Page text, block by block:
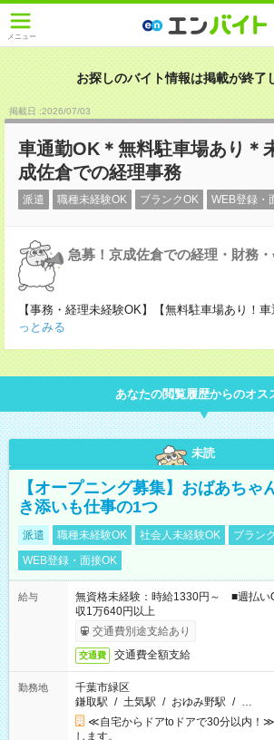
メニュー
お探しのバイト情報は掲載が終了
掲載日 :2026/07/03
車通勤OK＊無料駐車場あり＊
成佐倉での経理事務
派遣 職種未経験OK ブランクOK WEB登録・
急募！京成佐倉での経理・財務
【事務・経理未経験OK】【無料駐車場あり！
っとみる
あなたの閲覧履歴からのオス
未読
【オープニング募集】おばあちゃ
き添いも仕事の1つ
派遣 職種未経験OK 社会人未経験OK
ブラン
WEB登録・面接OK
給与
無資格未経験：時給1330円～ ■週払
収1万640円以上
交通費別途支給あり
交通費 交通費全額支給
勤務地
千葉市緑区
鎌取駅 / 土気駅 / おゆみ野駅 / …
≪自宅からドアtoドアで30分以内！
します。